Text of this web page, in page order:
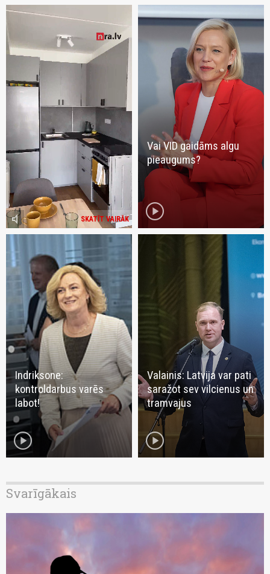
SKATĪT VAIRĀK
volume_mute
Vai VID gaidāms algu
pieaugums?
play_circle
Indriksone:
kontroldarbus varēs
labot!
play_circle
Valainis: Latvija var pati
saražot sev vilcienus un
tramvajus
play_circle
Svarīgākais